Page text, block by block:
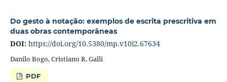
Do gesto à notação: exemplos de escrita prescritiva em
duas obras contemporâneas
DOI: https://doi.org/10.5380/mp.v10i2.67634
Danilo Bogo, Cristiano R. Galli
PDF